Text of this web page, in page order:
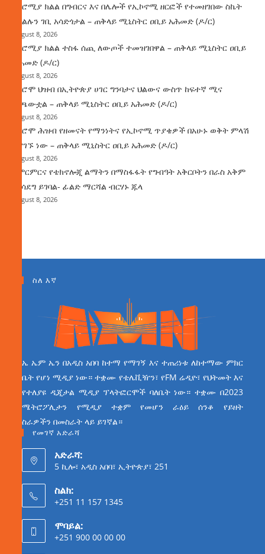
በኦሮሚያ ክልል በግብርና እና በሌሎች የኢኮኖሚ ዘርፎች የተመዘገበው ስኬት
የክልሉን ገቢ አሳድጎታል – ጠቅላይ ሚኒስትር ዐቢይ አሕመድ (ዶ/ር)
August 8, 2026
በኦሮሚያ ክልል ተስፋ ሰጪ ለውጦች ተመዝገበዋል – ጠቅላይ ሚኒስትር ዐቢይ
አሕመድ (ዶ/ር)
August 8, 2026
የኦሮሞ ህዝብ በኢትዮጵያ ሀገር ግንባታና ህልውና ውስጥ ከፍተኛ ሚና
ተጫውቷል – ጠቅላይ ሚኒስትር ዐቢይ አሕመድ (ዶ/ር)
August 8, 2026
የኦሮሞ ሕዝብ የዘመናት የማንነትና የኢኮኖሚ ጥያቄዎች በአሁኑ ወቅት ምላሽ
እያገኙ ነው – ጠቅላይ ሚኒስትር ዐቢይ አሕመድ (ዶ/ር)
August 8, 2026
የምርምርና የቴክኖሎጂ ልማትን በማስፋፋት የግብዓት አቅርቦትን በራስ አቅም
ማሳደግ ይገባል- ፊልድ ማርሻል ብርሃኑ ጁላ
August 8, 2026
ስለ እኛ
ኤ ኤም ኤን በአዲስ አበባ ከተማ የማገኝ እና ተጠሪነቱ ለከተማው ምክር
ቤት የሆነ ሚዲያ ነው። ተቋሙ የቴሌቪዥን፣ የFM ሬዲዮ፣ የህትመት እና
የተለያዩ ዲጂታል ሚዲያ ፕላትፎርሞች ባለቤት ነው። ተቋሙ በ2023
ሜትሮፖሊታን የሚዲያ ተቋም የመሆን ራዕይ ሰንቆ የይዘት
ስራዎችን በመስራት ላይ ይገኛል።
የመገኛ አድራሻ
አድራሻ:
5 ኪሎ፣ አዲስ አበባ፣ ኢትዮጵያ፣ 251
ስልክ:
+251 11 157 1345
ሞባይል:
+251 900 00 00 00